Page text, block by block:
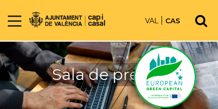
VAL CAS
Sala de prensa